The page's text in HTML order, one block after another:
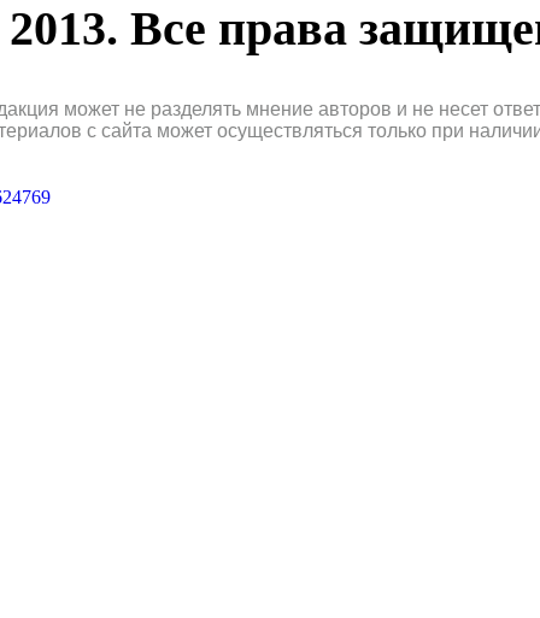
2013. Все права
может не разделять мнение авторов и не несет
с сайта может осуществляться только при